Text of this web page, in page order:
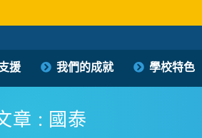
援 我們的成就 學校特色
福利會馮李佩瑤小學
章 : 國泰